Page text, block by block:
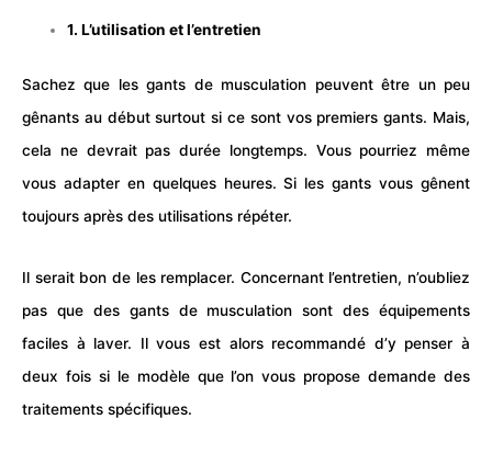
1. L’utilisation et l’entretien
Sachez que les gants de musculation peuvent être un peu
gênants au début surtout si ce sont vos premiers gants. Mais,
cela ne devrait pas durée longtemps. Vous pourriez même
vous adapter en quelques heures. Si les gants vous gênent
toujours après des utilisations répéter.
Il serait bon de les remplacer. Concernant l’entretien, n’oubliez
pas que des gants de musculation sont des équipements
faciles à laver. Il vous est alors recommandé d’y penser à
deux fois si le modèle que l’on vous propose demande des
traitements spécifiques.